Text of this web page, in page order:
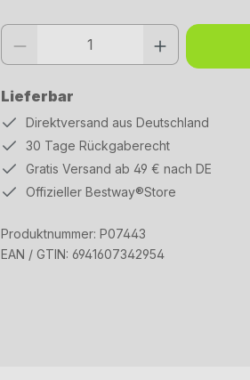
Lieferbar
Produkt Anzahl: Gib den gewünschten Wert
Direktversand aus Deutschland
30 Tage Rückgaberecht
Gratis Versand ab 49 € nach DE
Offizieller Bestway®Store
Produktnummer: P07443
EAN / GTIN: 6941607342954